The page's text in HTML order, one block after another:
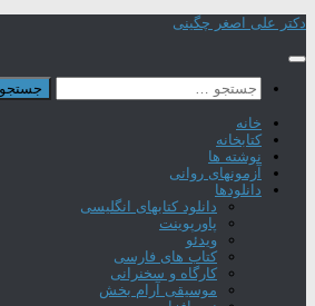
Skip
content
دکتر علی اصغر چگینی
جستجو
برای:
خانه
کتابخانه
نوشته ها
آزمونهای روانی
دانلودها
دانلود کتابهای انگلیسی
پاورپوینت
ویدئو
کتاب های فارسی
کارگاه و سخنرانی
موسیقی آرام بخش